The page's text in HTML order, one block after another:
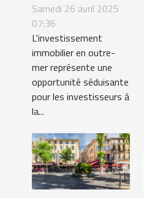
Outre-mer
atouts et
spécificités
fiscales
Samedi 26 avril 2025
07:36
L'investissement
immobilier en outre-
mer représente une
opportunité séduisante
pour les investisseurs à
la...